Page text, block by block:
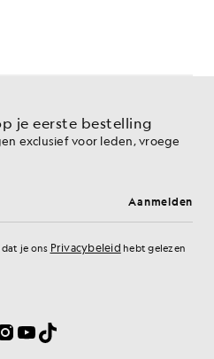
je eerste bestelling
exclusief voor leden, vroege
Aanmelden
je ons Privacybeleid hebt gelezen
YouTube
TikTok